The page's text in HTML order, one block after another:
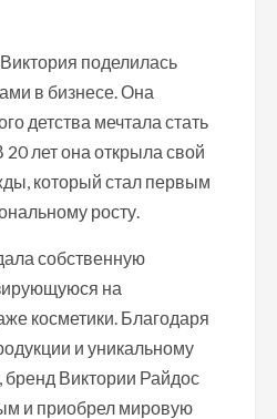
поделилась
в бизнесе. Она
детства мечтала стать
лет она открыла свой
который стал первым
росту.
собственную
на
косметики. Благодаря
и уникальному
бренд Виктории Райдос
и приобрел мировую